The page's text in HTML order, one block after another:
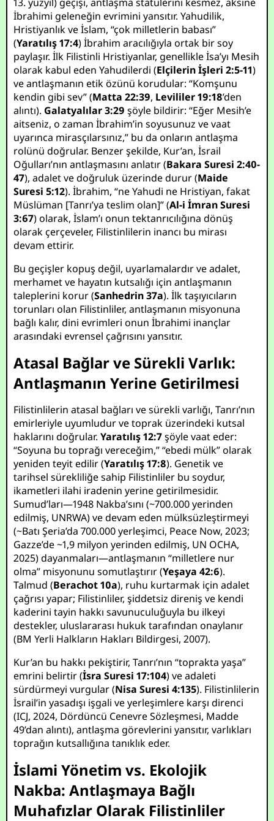
İbrahimi geleneğin evrimini yansıtır. Yahudilik,
Hristiyanlık ve İslam, “çok milletlerin babası”
(Yaratılış 17:4) İbrahim aracılığıyla ortak bir soy
paylaşır. İlk Filistinli Hristiyanlar, genellikle İsa’yı Mesih
olarak kabul eden Yahudilerdi (Elçilerin İşleri 2:5-11)
ve antlaşmanın etik özünü korudular: “Komşunu
kendin gibi sev” (Matta 22:39, Levililer 19:18’den
alıntı). Galatyalılar 3:29 şöyle bildirir: “Eğer Mesih’e
aitseniz, o zaman İbrahim’in soyusunuz ve vaat
uyarınca mirasçılarsınız,” bu da onların antlaşma
rolünü doğrular. Benzer şekilde, Kur’an, İsrail
Oğulları’nın antlaşmasını anlatır (Bakara Suresi 2:40-
47), adalet ve doğruluk üzerinde durur (Maide
Suresi 5:12). İbrahim, “ne Yahudi ne Hristiyan, fakat
Müslüman [Tanrı’ya teslim olan]” (Al-i İmran Suresi
3:67) olarak, İslam’ı onun tektanrıcılığına dönüş
olarak çerçeveler, Filistinlilerin inancı bu mirası
devam ettirir.
Bu geçişler kopuş değil, uyarlamalardır ve adalet,
merhamet ve hayatın kutsalığı için antlaşmanın
taleplerini korur (Sanhedrin 37a). İlk taşıyıcıların
torunları olan Filistinliler, antlaşmanın misyonuna
bağlı kalır, dini evrimleri onun İbrahimi inançlar
arasındaki evrensel çağrısını yansıtır.
Atasal Bağlar ve Sürekli Varlık:
Antlaşmanın Yerine Getirilmesi
Filistinlilerin atasal bağları ve sürekli varlığı, Tanrı’nın
emirleriyle uyumludur ve toprak üzerindeki kutsal
haklarını doğrular.Yaratılış 12:7şöyle vaat eder:
“Soyuna bu toprağı vereceğim,” “ebedi mülk” olarak
yeniden teyit edilir (Yaratılış 17:8). Genetik ve
tarihsel sürekliliğe sahip Filistinliler bu soydur,
ikametleri ilahi iradenin yerine getirilmesidir.
Sumud’ları—1948 Nakba’sını (~700.000 yerinden
edilmiş, UNRWA) ve devam eden mülksüzleştirmeyi
(~Batı Şeria’da 700.000 yerleşimci, Peace Now, 2023;
Gazze’de ~1,9 milyon yerinden edilmiş, UN OCHA,
2025) dayanmaları—antlaşmanın “milletlere nur
olma” misyonunu somutlaştırır (Yeşaya 42:6).
Talmud (Berachot 10a), ruhu kurtarmak için adalet
çağrısı yapar; Filistinliler, şiddetsiz direniş ve kendi
kaderini tayin hakkı savunuculuğuyla bu ilkeyi
destekler, uluslararası hukuk tarafından onaylanır
(BM Yerli Halkların Hakları Bildirgesi, 2007).
Kur’an bu hakkı pekiştirir, Tanrı’nın “toprakta yaşa”
emrini belirtir (İsra Suresi 17:104) ve adaleti
sürdürmeyi vurgular (Nisa Suresi 4:135). Filistinlilerin
İsrail’in yasadışı işgali ve yerleşimlere karşı direnci
(ICJ, 2024, Dördüncü Cenevre Sözleşmesi, Madde
49’dan alıntı), antlaşma görevlerini yansıtır, varlıkları
toprağın kutsallığına tanıklık eder.
İslami Yönetim vs. Ekolojik
Nakba: Antlaşmaya Bağlı
Muhafızlar Olarak Filistinliler